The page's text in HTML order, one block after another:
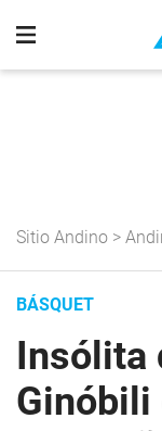
Sitio Andino >
BÁSQUET
Insólita
Ginóbili